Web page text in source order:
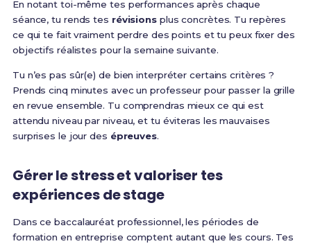
En notant toi-même tes performances après chaque
séance, tu rends tes révisionsplus concrètes. Tu repères
ce qui te fait vraiment perdre des points et tu peux fixer des
objectifs réalistes pour la semaine suivante.
Tu n’es pas sûr(e) de bien interpréter certains critères ?
Prends cinq minutes avec un professeur pour passer la grille
en revue ensemble. Tu comprendras mieux ce qui est
attendu niveau par niveau, et tu éviteras les mauvaises
surprises le jour des épreuves.
Gérer le stress et valoriser tes
expériences de stage
Dans ce baccalauréat professionnel, les périodes de
formation en entreprise comptent autant que les cours. Tes